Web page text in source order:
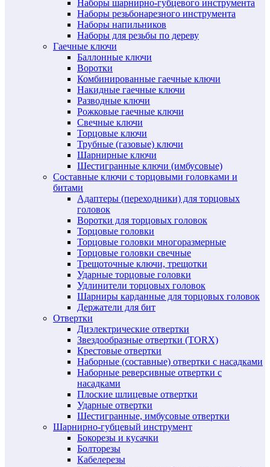
Наборы шарнирно-губцевого инструмента
Наборы резьбонарезного инструмента
Наборы напильников
Наборы для резьбы по дереву
Гаечные ключи
Баллонные ключи
Воротки
Комбинированные гаечные ключи
Накидные гаечные ключи
Разводные ключи
Рожковые гаечные ключи
Свечные ключи
Торцовые ключи
Трубные (газовые) ключи
Шарнирные ключи
Шестигранные ключи (имбусовые)
Составные ключи с торцовыми головками и
битами
Адаптеры (переходники) для торцовых
головок
Воротки для торцовых головок
Торцовые головки
Торцовые головки многоразмерные
Торцовые головки свечные
Трещоточные ключи, трещотки
Ударные торцовые головки
Удлинители торцовых головок
Шарниры карданные для торцовых головок
Держатели для бит
Отвертки
Диэлектрические отвертки
Звездообразные отвертки (TORX)
Крестовые отвертки
Наборные (составные) отвертки с насадками
Наборные реверсивные отвертки с
насадками
Плоские шлицевые отвертки
Ударные отвертки
Шестигранные, имбусовые отвертки
Шарнирно-губцевый инструмент
Бокорезы и кусачки
Болторезы
Кабелерезы